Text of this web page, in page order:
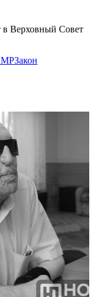
в Верховный Совет
Закон